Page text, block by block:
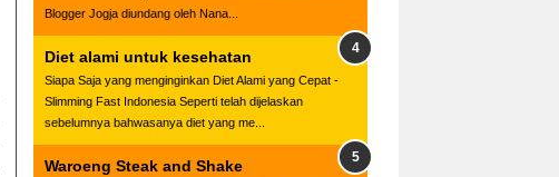
Blogger Jogja diundang oleh Nana...
Diet alami untuk kesehatan
Siapa Saja yang menginginkan Diet Alami yang Cepat -
Slimming Fast Indonesia Seperti telah dijelaskan
sebelumnya bahwasanya diet yang me...
Waroeng Steak and Shake